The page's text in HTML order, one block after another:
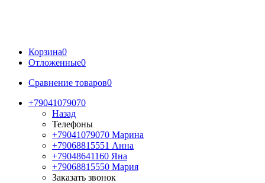
Корзина0
Отложенные0
Сравнение товаров0
+79041079070
Назад
Телефоны
+79041079070 Марина
+79068815551 Анна
+79048641160 Яна
+79068815550 Мария
Заказать звонок